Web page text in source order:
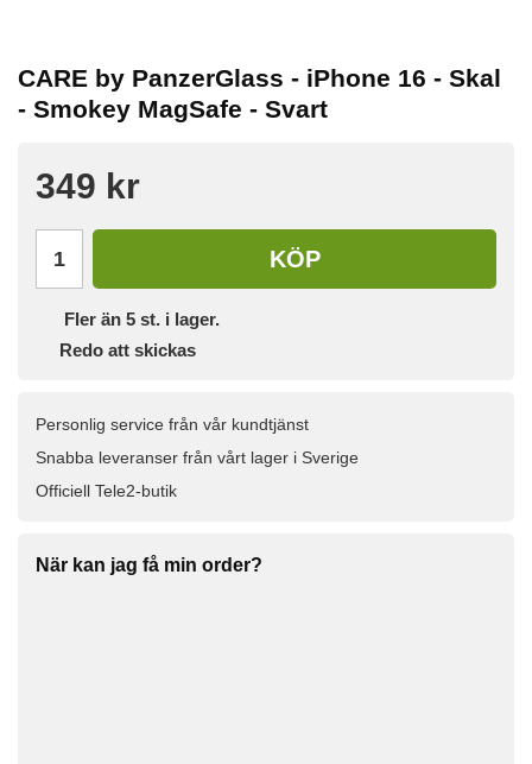
CARE by PanzerGlass - iPhone 16 - Skal
- Smokey MagSafe - Svart
349 kr
KÖP
Fler än 5 st. i lager.
Redo att skickas
Personlig service från vår kundtjänst
Snabba leveranser från vårt lager i Sverige
Officiell Tele2-butik
När kan jag få min order?